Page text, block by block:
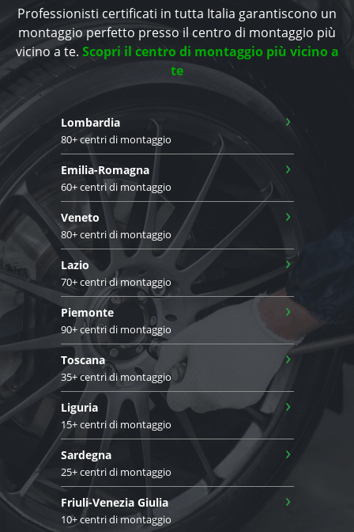
Professionisti certificati in tutta Italia garantiscono un
montaggio perfetto presso il centro di montaggio più
vicino a te. Scopri il centro di montaggio più vicino a
te
Lombardia
80+ centri di montaggio
›
Emilia-Romagna
60+ centri di montaggio
›
Veneto
80+ centri di montaggio
›
Lazio
70+ centri di montaggio
›
Piemonte
90+ centri di montaggio
›
Toscana
35+ centri di montaggio
›
Liguria
15+ centri di montaggio
›
Sardegna
25+ centri di montaggio
›
Friuli-Venezia Giulia
10+ centri di montaggio
›